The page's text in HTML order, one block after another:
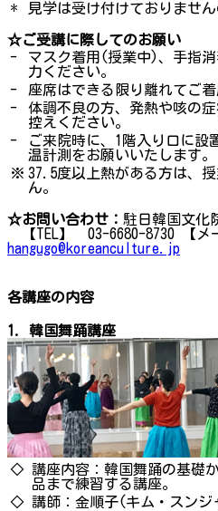
*
見学は受け付けておりませ
☆ご受講に際してのお願い
-
マスク着用(授業中)、手指
力ください。
-
座席はできる限り離れてご着
-
体調不良の方、発熱や咳の
控えください。
-
ご来院時に、1階入り口に設
温計測をお願いいたします。
※ 37.5度以上熱がある方は、
ん。
☆お問い合わせ： 駐日韓国文
【TEL】 03-6680-8730 【メ
hangugo@koreanculture.jp
各講座の内容
1. 韓国舞踊講座
◇ 講座内容：韓国舞踊の基礎
品まで練習する講座。
◇ 講師：金順子(キム・スン